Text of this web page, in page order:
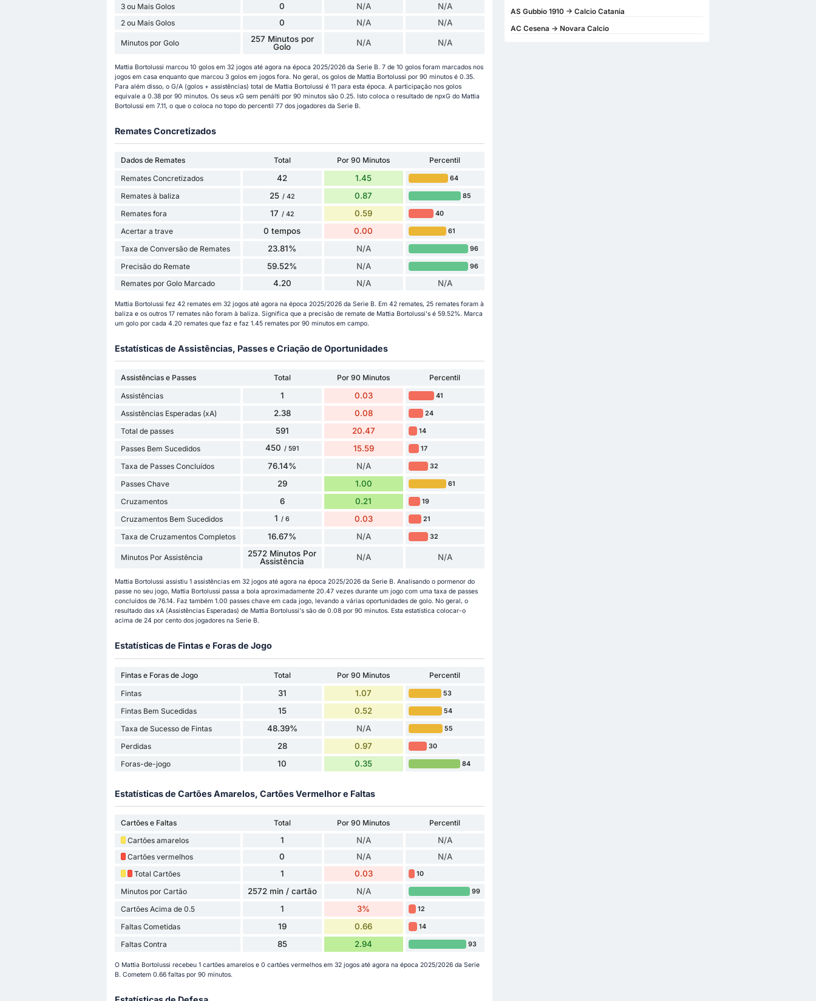
3 ou Mais Golos 0 N/A N/A
2 ou Mais Golos 0 N/A N/A
Minutos por Golo
257 Minutos por
Golo
N/A N/A
Mattia Bortolussi marcou 10 golos em 32 jogos até agora na época 2025/2026 da Serie B. 7 de 10 golos foram marcados nos
jogos em casa enquanto que marcou 3 golos em jogos fora. No geral, os golos de Mattia Bortolussi por 90 minutos é 0.35.
Para além disso, o G/A (golos + assistências) total de Mattia Bortolussi é 11 para esta época. A participação nos golos
equivale a 0.38 por 90 minutos. Os seus xG sem penálti por 90 minutos são 0.25. Isto coloca o resultado de npxG do Mattia
Bortolussi em 7.11, o que o coloca no topo do percentil 77 dos jogadores da Serie B.
Remates Concretizados
Dados de Remates Total Por 90 Minutos
Percentil
Remates Concretizados
42 1.45 64
Remates à baliza 25 / 42 0.87 85
Remates fora 17 / 42 0.59 40
Acertar a trave 0 tempos 0.00 61
Taxa de Conversão de Remates 23.81% N/A 96
Precisão do Remate 59.52% N/A 96
Remates por Golo Marcado 4.20 N/A N/A
Mattia Bortolussi fez 42 remates em 32 jogos até agora na época 2025/2026 da Serie B. Em 42 remates, 25 remates foram à
baliza e os outros 17 remates não foram à baliza. Significa que a precisão de remate de Mattia Bortolussi's é 59.52%. Marca
um golo por cada 4.20 remates que faz e faz 1.45 remates por 90 minutos em campo.
Estatísticas de Assistências, Passes e Criação de Oportunidades
Assistências e Passes Total Por 90 Minutos
Percentil
Assistências
1 0.03 41
Assistências Esperadas (xA) 2.38 0.08 24
Total de passes 591 20.47 14
Passes Bem Sucedidos 450 / 591 15.59 17
Taxa de Passes Concluídos 76.14% N/A 32
Passes Chave 29 1.00 61
Cruzamentos 6 0.21 19
Cruzamentos Bem Sucedidos 1 / 6 0.03 21
Taxa de Cruzamentos Completos 16.67% N/A 32
Minutos Por Assistência
2572 Minutos Por
Assistência
N/A N/A
Mattia Bortolussi assistiu 1 assistências em 32 jogos até agora na época 2025/2026 da Serie B. Analisando o pormenor do
passe no seu jogo, Mattia Bortolussi passa a bola aproximadamente 20.47 vezes durante um jogo com uma taxa de passes
concluídos de 76.14. Faz também 1.00 passes chave em cada jogo, levando a várias oportunidades de golo. No geral, o
resultado das xA (Assistências Esperadas) de Mattia Bortolussi's são de 0.08 por 90 minutos. Esta estatística colocar-o
acima de 24 por cento dos jogadores na Serie B.
Estatísticas de Fintas e Foras de Jogo
Fintas e Foras de Jogo Total Por 90 Minutos
Percentil
Fintas
31 1.07 53
Fintas Bem Sucedidas 15 0.52 54
Taxa de Sucesso de Fintas 48.39% N/A 55
Perdidas 28 0.97 30
Foras-de-jogo 10 0.35 84
Estatísticas de Cartões Amarelos, Cartões Vermelhor e Faltas
Cartões e Faltas Total Por 90 Minutos
Percentil
Cartões amarelos
1 N/A N/A
Cartões vermelhos 0 N/A N/A
Total Cartões 1 0.03 10
Minutos por Cartão 2572 min / cartão N/A 99
Cartões Acima de 0.5 1 3% 12
Faltas Cometidas 19 0.66 14
Faltas Contra 85 2.94 93
O Mattia Bortolussi recebeu 1 cartões amarelos e 0 cartões vermelhos em 32 jogos até agora na época 2025/2026 da Serie
B. Cometem 0.66 faltas por 90 minutos.
AS Gubbio 1910 -> Calcio Catania
AC Cesena -> Novara Calcio